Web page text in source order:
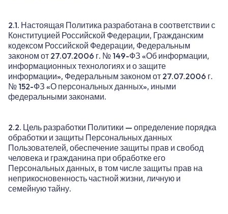
2.1. Настоящая Политика разработана в соответствии с
Конституцией Российской Федерации, Гражданским
кодексом Российской Федерации, Федеральным
законом от 27.07.2006 г. № 149-ФЗ «Об информации,
информационных технологиях и о защите
информации», Федеральным законом от 27.07.2006 г.
№ 152-ФЗ «О персональных данных», иными
федеральными законами.
2.2. Цель разработки Политики — определение порядка
обработки и защиты Персональных данных
Пользователей, обеспечение защиты прав и свобод
человека и гражданина при обработке его
Персональных данных, в том числе защиты прав на
неприкосновенность частной жизни, личную и
семейную тайну.